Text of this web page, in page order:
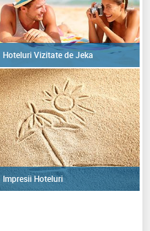
Hoteluri Vizitate de Jeka
Impresii Hoteluri